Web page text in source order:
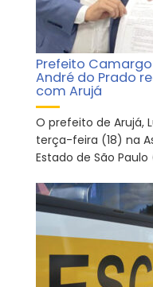
Prefeito
André do Prado
com Arujá
O prefeito de Arujá,
terça-feira (18) na
Estado de São